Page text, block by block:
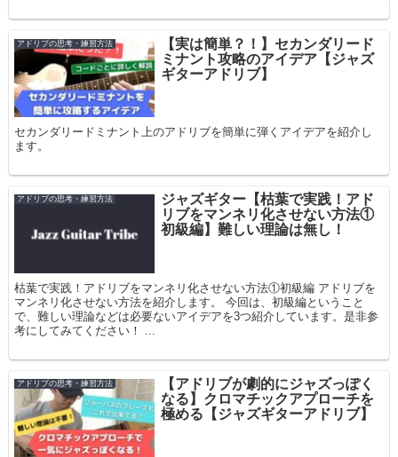
アドリブの思考・練習方法
【実は簡単？！】セカンダリード
ミナント攻略のアイデア【ジャズ
ギターアドリブ】
セカンダリードミナント上のアドリブを簡単に弾くアイデアを紹介し
ます。
アドリブの思考・練習方法
ジャズギター【枯葉で実践！アド
リブをマンネリ化させない方法①
初級編】難しい理論は無し！
枯葉で実践！アドリブをマンネリ化させない方法①初級編 アドリブを
マンネリ化させない方法を紹介します。 今回は、初級編ということ
で、難しい理論などは必要ないアイデアを3つ紹介しています。是非参
考にしてみてください！ ...
アドリブの思考・練習方法
【アドリブが劇的にジャズっぽく
なる】クロマチックアプローチを
極める【ジャズギターアドリブ】